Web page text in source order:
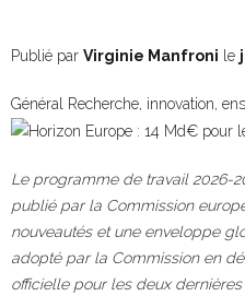
Publié par Virginie Manfroni le
Général Recherche, innovation,
Le programme de travail 2026-
publié par la Commission
nouveautés et une enveloppe
adopté par la Commission en
officielle pour les deux